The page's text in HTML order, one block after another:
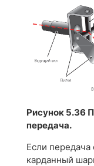
Рисунок 5.36
передача.
Если передача
карданный